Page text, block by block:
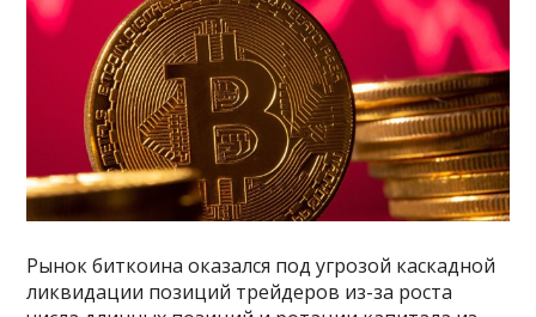
Рынок биткоина оказался под угрозой каскадной
ликвидации позиций трейдеров из-за роста